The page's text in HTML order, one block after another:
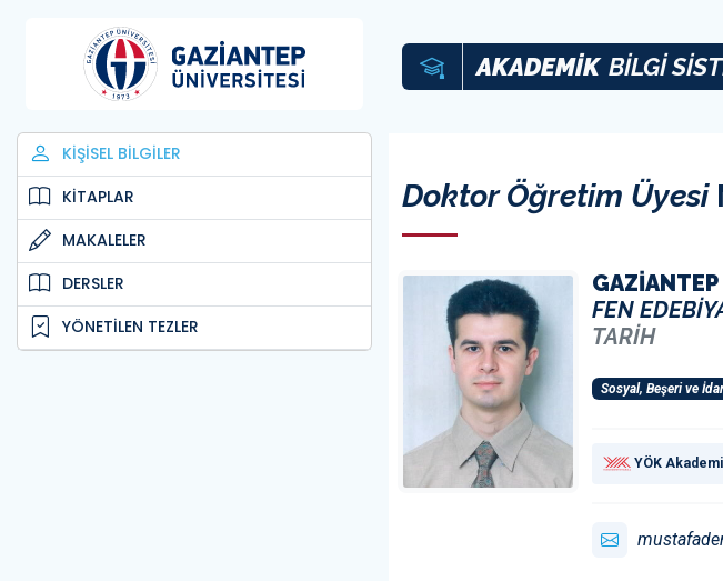
KİŞİSEL BİLGİLER
KİTAPLAR
MAKALELER
DERSLER
YÖNETİLEN TEZLER
AKADEMİK BİLGİ
Doktor Öğretim Üyesi
FEN
TARİH
Sosyal, Beşeri ve
YÖK